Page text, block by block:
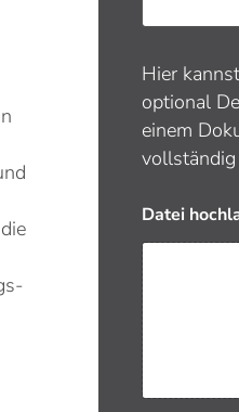
Hier
optional
einem
vollständig
Datei